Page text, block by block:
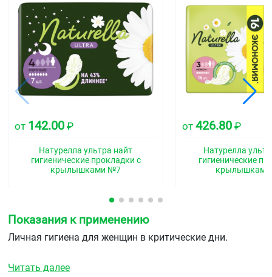
от 142.00 ₽
Натурелла ультра найт
гигиенические прокладки с
крылышками №7
от426.80 ₽
Натурелла
гигиенические
Показания к применению
Личная гигиена для женщин в критические дни.
Читать далее